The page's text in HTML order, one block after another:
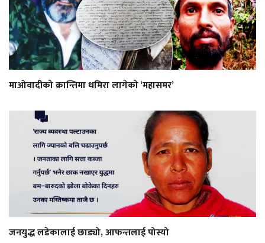
माओवादीको क्रान्तिमा धमिरा लागेको ‘महासमर’
जनयुद्ध लडेकालाई छाड्यो, आफन्तलाई पोस्यो